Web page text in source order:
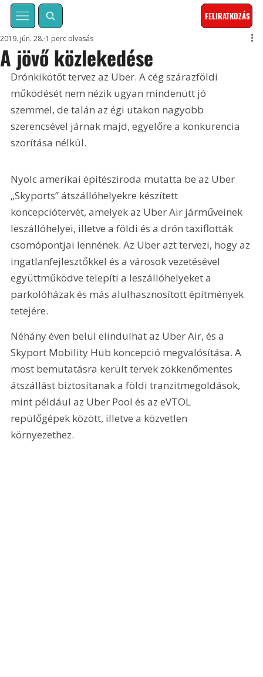
FELIRATKOZÁS
A jövő közlekedése
2019. jún. 28. 1 perc olvasás
Drónkikötőt tervez az Uber. A cég szárazföldi
működését nem nézik ugyan mindenütt jó
szemmel, de talán az égi utakon nagyobb
szerencsével járnak majd, egyelőre a konkurencia
szorítása nélkül.
Nyolc amerikai építésziroda mutatta be az Uber
„Skyports” átszállóhelyekre készített
koncepciótervét, amelyek az Uber Air járműveinek
leszállóhelyei, illetve a földi és a drón taxiflották
csomópontjai lennének. Az Uber azt tervezi, hogy az
ingatlanfejlesztőkkel és a városok vezetésével
együttműködve telepíti a leszállóhelyeket a
parkolóházak és más alulhasznosított építmények
tetejére.
Néhány éven belül elindulhat az Uber Air, és a
Skyport Mobility Hub koncepció megvalósítása. A
most bemutatásra került tervek zökkenőmentes
átszállást biztosítanak a földi tranzitmegoldások,
mint például az Uber Pool és az eVTOL
repülőgépek között, illetve a közvetlen
környezethez.